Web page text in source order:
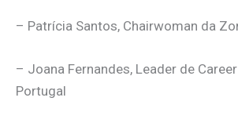
– Patrícia Santos, Chairwoman da
– Joana Fernandes, Leader de
Portugal